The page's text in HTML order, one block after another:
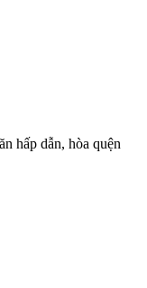
hấp dẫn, hòa quện